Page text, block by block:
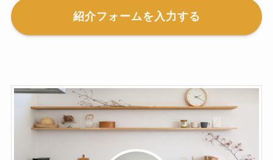
紹介フォームを入力する